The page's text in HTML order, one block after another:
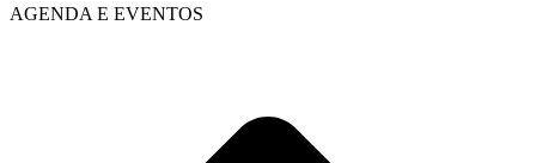
AGENDA E EVENTOS